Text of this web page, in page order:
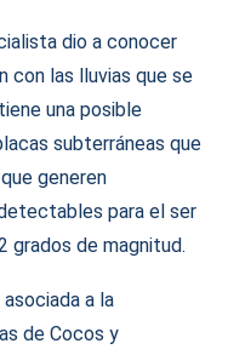
dio a conocer
con las lluvias que se
una posible
subterráneas que
generen
para el ser
grados de magnitud.
a la
de Cocos y